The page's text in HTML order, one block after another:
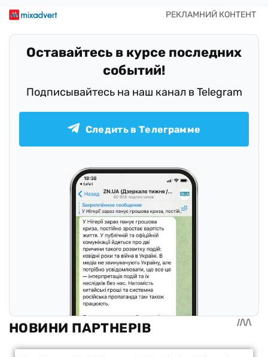
Оставайтесь в курсе последних
событий!
Подписывайтесь на наш канал в Telegram
Следить в Телеграмме